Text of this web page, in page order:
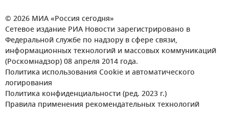
© 2026 МИА «Россия сегодня»
Сетевое издание РИА Новости зарегистрировано в
Федеральной службе по надзору в сфере связи,
информационных технологий и массовых коммуникаций
(Роскомнадзор) 08 апреля 2014 года.
Политика использования Cookie и автоматического
логирования
Политика конфиденциальности (ред. 2023 г.)
Правила применения рекомендательных технологий